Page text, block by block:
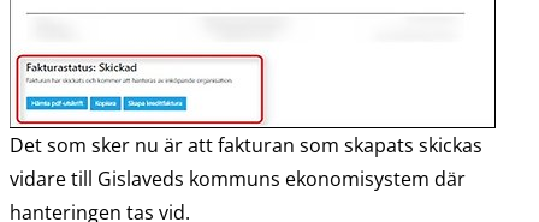
Det som sker nu är att fakturan som skapats skickas
vidare till Gislaveds kommuns ekonomisystem där
hanteringen tas vid.